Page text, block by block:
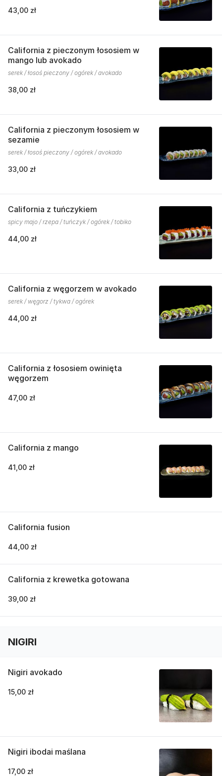
43,00 zł
California z pieczonym łososiem w
mango lub avokado
serek / łosoś pieczony / ogórek / avokado
38,00 zł
California z pieczonym łososiem w
sezamie
serek / łosoś pieczony / ogórek / avokado
33,00 zł
California z tuńczykiem
spicy majo / rzepa / tuńczyk / ogórek / tobiko
44,00 zł
California z węgorzem w avokado
serek / węgorz / tykwa / ogórek
44,00 zł
California z łososiem owinięta
węgorzem
47,00 zł
California z mango
41,00 zł
California fusion
44,00 zł
California z krewetka gotowana
39,00 zł
NIGIRI
Nigiri avokado
15,00 zł
Nigiri ibodai maślana
17,00 zł